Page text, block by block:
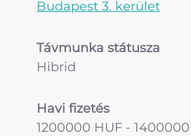
Budapest 3. kerület
Távmunka státusza
Hibrid
Havi fizetés
1200000 HUF -